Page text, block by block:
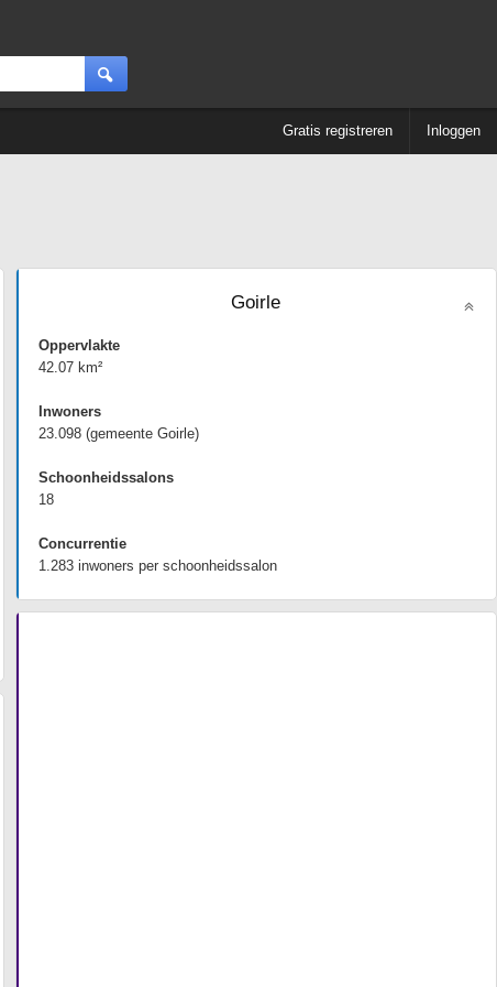
Gratis registreren Inloggen
Goirle
Oppervlakte
42.07 km²
Inwoners
23.098 (gemeente Goirle)
Schoonheidssalons
18
Concurrentie
1.283 inwoners per schoonheidssalon